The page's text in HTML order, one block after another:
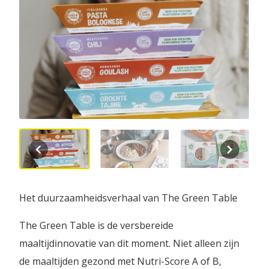
Het duurzaamheidsverhaal van The Green Table
The Green Table is de versbereide
maaltijdinnovatie van dit moment. Niet alleen zijn
de maaltijden gezond met Nutri-Score A of B,